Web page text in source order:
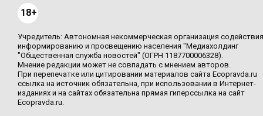
18+
Учредитель: Автономная некоммерческая организация содействия
информированию и просвещению населения "Медиахолдинг
"Общественная служба новостей" (ОГРН 1187700006328).
Мнение редакции может не совпадать с мнением авторов.
При перепечатке или цитировании материалов сайта Ecopravda.ru
ссылка на источник обязательна, при использовании в Интернет-
изданиях и на сайтах обязательна прямая гиперссылка на сайт
Ecopravda.ru.